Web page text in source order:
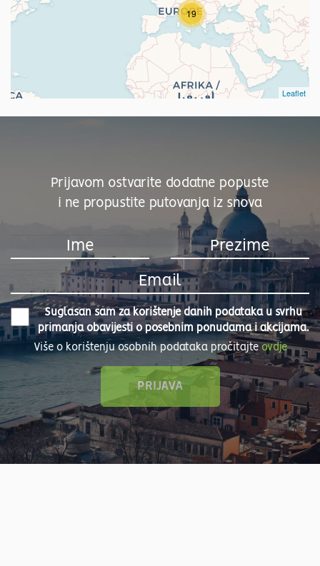
19
Leaflet
Prijavom ostvarite dodatne popuste
i ne propustite putovanja iz snova
Suglasan sam za korištenje danih podataka u svrhu
primanja obavijesti o posebnim ponudama i akcijama.
Više o korištenju osobnih podataka pročitajteovdje